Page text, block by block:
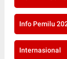
Info Pemilu
Internasional